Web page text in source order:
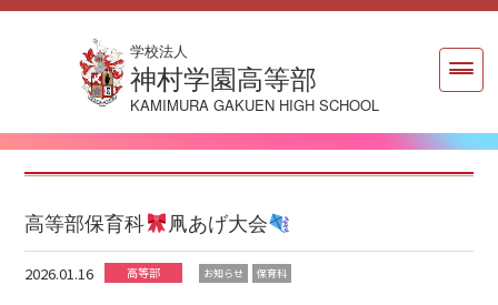
学校法人
神村学園高等部
KAMIMURA GAKUEN HIGH SCHOOL
高等部保育科 凧あげ大会
2026.01.16 高等部 お知らせ 保育科